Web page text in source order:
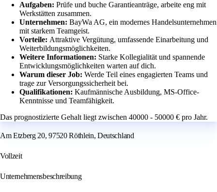
Aufgaben: Prüfe und buche Garantieanträge, arbeite eng mit
Werkstätten zusammen.
Unternehmen: BayWa AG, ein modernes Handelsunternehmen
mit starkem Teamgeist.
Vorteile: Attraktive Vergütung, umfassende Einarbeitung und
Weiterbildungsmöglichkeiten.
Weitere Informationen: Starke Kollegialität und spannende
Entwicklungsmöglichkeiten warten auf dich.
Warum dieser Job: Werde Teil eines engagierten Teams und
trage zur Versorgungssicherheit bei.
Qualifikationen: Kaufmännische Ausbildung, MS-Office-
Kenntnisse und Teamfähigkeit.
Das prognostizierte Gehalt liegt zwischen 40000 - 50000 € pro Jahr.
Am Etzberg 20, 97520 Röthlein, Deutschland
Vollzeit
Unternehmensbeschreibung